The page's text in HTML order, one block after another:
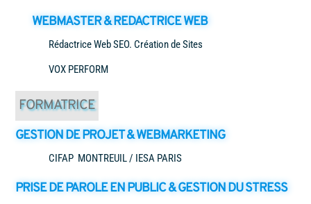
WEBMASTER & REDACTRICE WEB
Rédactrice Web SEO. Création de Sites
VOX PERFORM
FORMATRICE
GESTION DE PROJET & WEBMARKETING
CIFAP MONTREUIL / IESA PARIS
PRISE DE PAROLE EN PUBLIC & GESTION DU STRESS